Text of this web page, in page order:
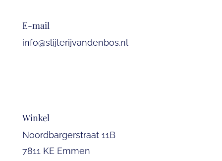
E-mail
info@slijterijvandenbos.nl
Winkel
Noordbargerstraat 11B
7811 KE Emmen